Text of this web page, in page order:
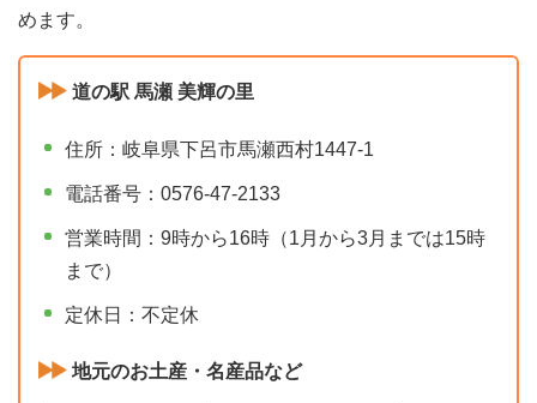
めます。
道の駅 馬瀬 美輝の里
住所：岐阜県下呂市馬瀬西村1447-1
電話番号：0576-47-2133
営業時間：9時から16時（1月から3月までは15時
まで）
定休日：不定休
地元のお土産・名産品など